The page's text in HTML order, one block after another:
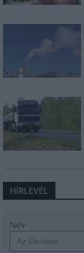
HÍRLEVÉL
Név